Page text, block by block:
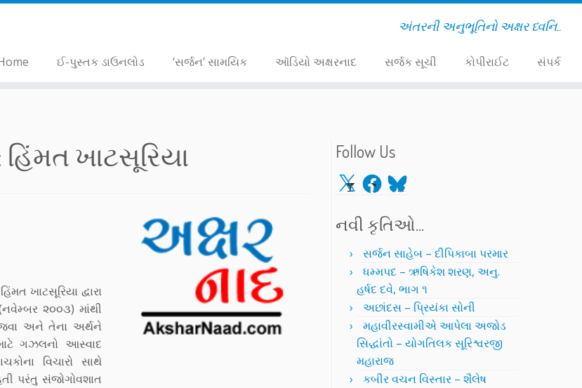
અંતરની અનુભૂતિનો અક્ષર ધ્વનિ..
ઈ-પુસ્તક ડાઉનલોડ ‘સર્જન’ સામયિક ઑડિયો અક્ષરનાદ સર્જક સૂચી કોપીરાઈટ સંપર્ક
હિંમત ખાટસૂરિયા
ખાટસૂરિયા દ્વારા
૨૦૦૩) માંથી
અને તેના અર્થને
ગઝલનો આસ્વાદ
વિચારો સાથે
પરંતુ સંજોગોવશાત
Follow Us
X Facebook
Bluesky
નવી કૃતિઓ…
સર્જન સાહેબ – દીપિકાબા પરમાર
ધમ્મપદ – ઋષિકેશ શરણ, અનુ.
હર્ષદ દવે, ભાગ ૧
અછાંદસ – પ્રિયંકા સોની
મહાવીરસ્વામીએ આપેલા અજોડ
સિદ્ધાંતો – યોગતિલક સૂરિશ્વરજી
મહારાજ
કબીર વચન વિસ્તાર – શૈલેષ